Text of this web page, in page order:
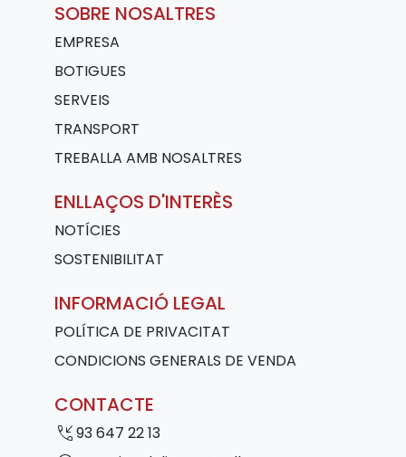
SOBRE NOSALTRES
EMPRESA
BOTIGUES
SERVEIS
TRANSPORT
TREBALLA AMB NOSALTRES
ENLLAÇOS D'INTERÈS
NOTÍCIES
SOSTENIBILITAT
INFORMACIÓ LEGAL
POLÍTICA DE PRIVACITAT
CONDICIONS GENERALS DE VENDA
CONTACTE
phone_callback93 647 22 13